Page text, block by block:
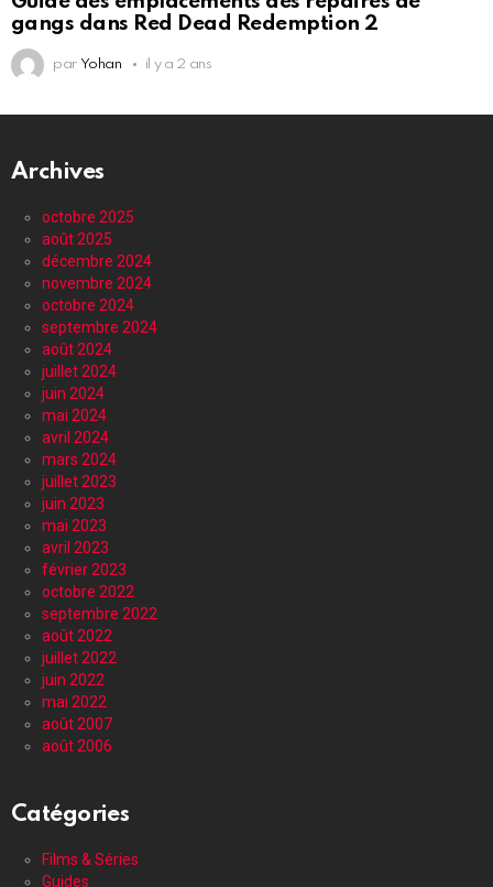
gangs dans Red Dead Redemption 2
par Yohan il y a 2 ans
Archives
octobre 2025
août 2025
décembre 2024
novembre 2024
octobre 2024
septembre 2024
août 2024
juillet 2024
juin 2024
mai 2024
avril 2024
mars 2024
juillet 2023
juin 2023
mai 2023
avril 2023
février 2023
octobre 2022
septembre 2022
août 2022
juillet 2022
juin 2022
mai 2022
août 2007
août 2006
Catégories
Films & Séries
Guides